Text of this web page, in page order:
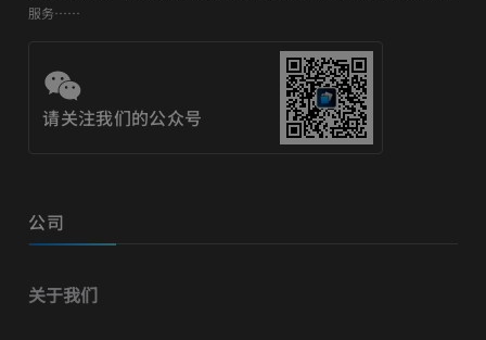
服务……
请关注我们的公众号
公司
关于我们